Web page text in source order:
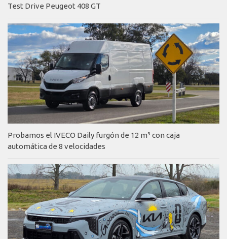
Test Drive Peugeot 408 GT
Probamos el IVECO Daily furgón de 12 m³ con caja
automática de 8 velocidades